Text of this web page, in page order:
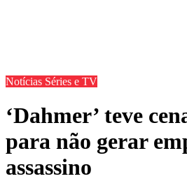
Notícias Séries e TV
‘Dahmer’ teve
para não gerar
assassino